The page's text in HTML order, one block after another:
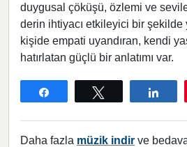
duygusal çöküşü, özlemi ve
derin ihtiyacı etkileyici bir şekilde
kişide empati uyandıran, kendi
hatırlatan güçlü bir anlatımı var.
Daha fazla müzik indir ve